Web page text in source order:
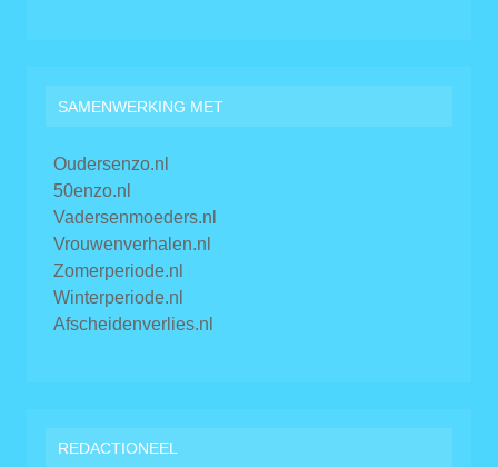
SAMENWERKING MET
Oudersenzo.nl
50enzo.nl
Vadersenmoeders.nl
Vrouwenverhalen.nl
Zomerperiode.nl
Winterperiode.nl
Afscheidenverlies.nl
REDACTIONEEL